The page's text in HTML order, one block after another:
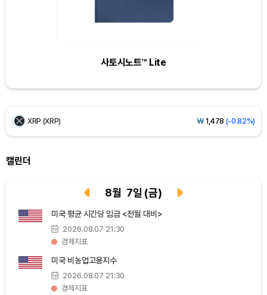
사토시노트™ Lite
USDC (USDC) ₩1,425(-0.01%)
XRP (XRP) ₩ 1,478 (-0.82%)
Hyperliquid (HYPE)
Dogecoin (DOGE)
Bitcoin (BTC)
캘린더
8월 7일 (금)
미국 평균 시간당 임금 <전월 대비>
2026.08.07 21:30
경제지표
미국 비농업고용지수
2026.08.07 21:30
경제지표